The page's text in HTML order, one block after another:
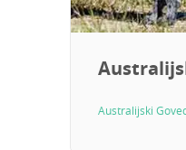
Australijski